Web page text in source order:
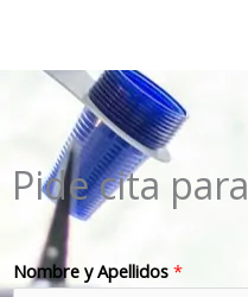
Pide cita
Nombre y Apellidos *